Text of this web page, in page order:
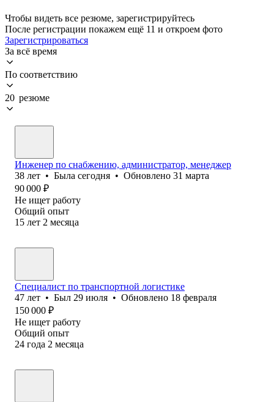
Чтобы видеть все резюме, зарегистрируйтесь
После регистрации покажем ещё 11 и откроем фото
Зарегистрироваться
За всё время
По соответствию
20 резюме
Инженер по снабжению, администратор, менеджер
38 лет • Была сегодня • Обновлено 31 марта
90 000 ₽
Не ищет работу
Общий опыт
15 лет 2 месяца
Специалист по транспортной логистике
47 лет • Был 29 июля • Обновлено 18 февраля
150 000 ₽
Не ищет работу
Общий опыт
24 года 2 месяца